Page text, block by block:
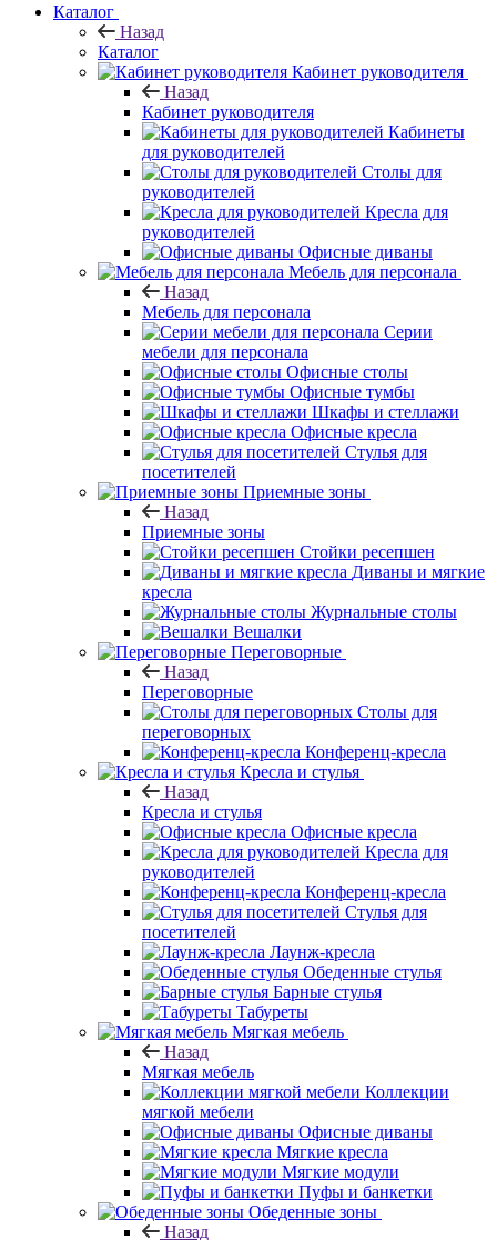
Каталог
Назад
Каталог
Кабинет руководителя
Назад
Кабинет руководителя
Кабинеты
для руководителей
Столы для
руководителей
Кресла для
руководителей
Офисные диваны
Мебель для персонала
Назад
Мебель для персонала
Серии
мебели для персонала
Офисные столы
Офисные тумбы
Шкафы и стеллажи
Офисные кресла
Стулья для
посетителей
Приемные зоны
Назад
Приемные зоны
Стойки ресепшен
Диваны и мягкие
кресла
Журнальные столы
Вешалки
Переговорные
Назад
Переговорные
Столы для
переговорных
Конференц-кресла
Кресла и стулья
Назад
Кресла и стулья
Офисные кресла
Кресла для
руководителей
Конференц-кресла
Стулья для
посетителей
Лаунж-кресла
Обеденные стулья
Барные стулья
Табуреты
Мягкая мебель
Назад
Мягкая мебель
Коллекции
мягкой мебели
Офисные диваны
Мягкие кресла
Мягкие модули
Пуфы и банкетки
Обеденные зоны
Назад